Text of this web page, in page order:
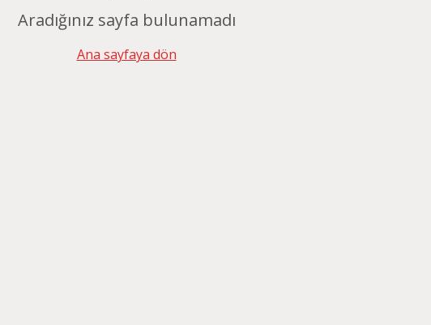
Aradığınız sayfa bulunamadı
Ana sayfaya dön